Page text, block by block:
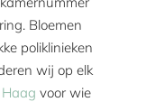
Bloemen
poliklinieken
wij op elk
voor wie